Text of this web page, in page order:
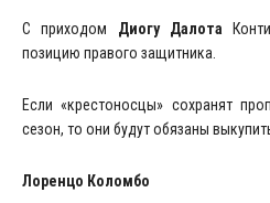
С приходом Диогу Далота
позицию правого защитника.
Если «крестоносцы» сохранят
сезон, то они будут обязаны
Лоренцо Коломбо